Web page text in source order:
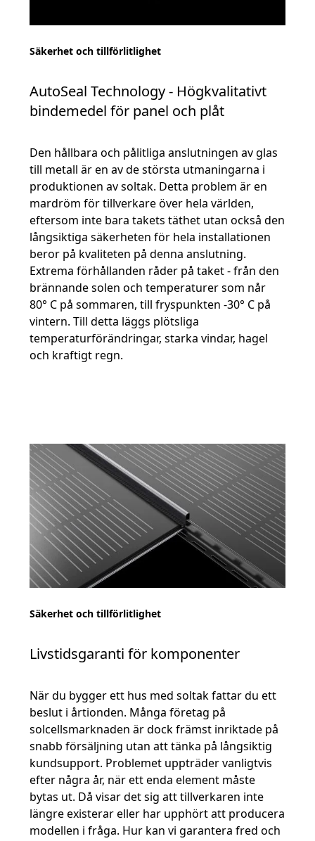
Säkerhet och tillförlitlighet
AutoSeal Technology - Högkvalitativt
bindemedel för panel och plåt
Den hållbara och pålitliga anslutningen av glas
till metall är en av de största utmaningarna i
produktionen av soltak. Detta problem är en
mardröm för tillverkare över hela världen,
eftersom inte bara takets täthet utan också den
långsiktiga säkerheten för hela installationen
beror på kvaliteten på denna anslutning.
Extrema förhållanden råder på taket - från den
brännande solen och temperaturer som når
80° C på sommaren, till fryspunkten -30° C på
vintern. Till detta läggs plötsliga
temperaturförändringar, starka vindar, hagel
och kraftigt regn.
Säkerhet och tillförlitlighet
Livstidsgaranti för komponenter
När du bygger ett hus med soltak fattar du ett
beslut i årtionden. Många företag på
solcellsmarknaden är dock främst inriktade på
snabb försäljning utan att tänka på långsiktig
kundsupport. Problemet uppträder vanligtvis
efter några år, när ett enda element måste
bytas ut. Då visar det sig att tillverkaren inte
längre existerar eller har upphört att producera
modellen i fråga. Hur kan vi garantera fred och